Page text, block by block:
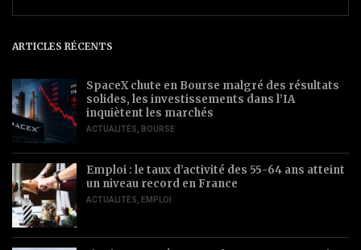
ARTICLES RÉCENTS
SpaceX chute en Bourse malgré des résultats
solides, les investissements dans l’IA
inquiètent les marchés
ACTUALITÉS BOURSE
Emploi : le taux d’activité des 55-64 ans atteint
un niveau record en France
ACTUALITÉS EMPLOI